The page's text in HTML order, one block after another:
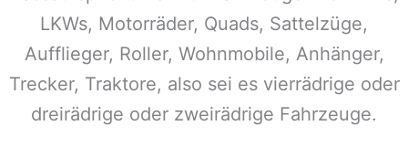
LKWs, Motorräder, Quads, Sattelzüge,
Aufflieger, Roller, Wohnmobile, Anhänger,
Trecker, Traktore, also sei es vierrädrige oder
dreirädrige oder zweirädrige Fahrzeuge.